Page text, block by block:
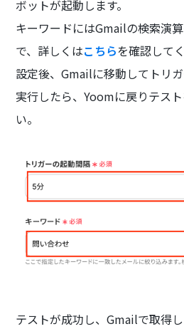
ボットが起動します。
キーワードにはGmailの検索演
で、詳しくはこちらを確認して
設定後、Gmailに移動してトリガ
実行したら、Yoomに戻りテス
い。
テストが成功し、Gmailで取得